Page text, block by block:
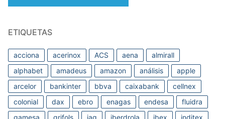
ETIQUETAS
acciona acerinox ACS aena
almirall
alphabet
amadeus amazon análisis
apple
arcelor
bankinter bbva caixabank
cellnex
colonial
dax ebro enagas endesa
fluidra
gamesa
grifols iag iberdrola ibex
inditex